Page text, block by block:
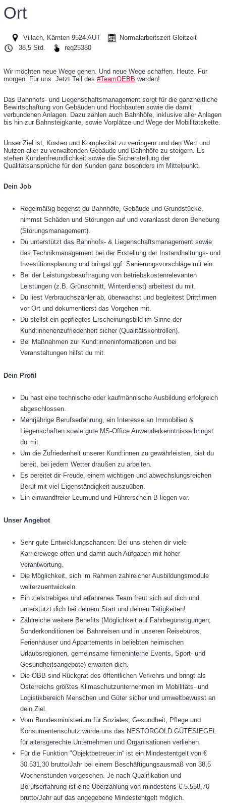
BCC GmbH
Infrastruktur AG
Produktion GmbH
iMobility GmbH
Rail Cargo Group
Technische Services GmbH
Ort
Villach, Kärnten 9524 AUT
Normalarbeitszeit Gleitzeit
38,5 Std.
req25380
Wir möchten neue Wege gehen. Und neue Wege schaffen. Heute. Für
morgen. Für uns. Jetzt Teil des#TeamOEBB werden!
Das Bahnhofs- und Liegenschaftsmanagement sorgt für die ganzheitliche
Bewirtschaftung von Gebäuden und Hochbauten sowie die damit
verbundenen Anlagen. Dazu zählen auch Bahnhöfe, inklusive aller Anlagen
bis hin zur Bahnsteigkante, sowie Vorplätze und Wege der Mobilitätskette.
Unser Ziel ist, Kosten und Komplexität zu verringern und den Wert und
Nutzen aller zu verwaltenden Gebäude und Bahnhöfe zu steigern. Es
stehen Kundenfreundlichkeit sowie die Sicherstellung der
Qualitätsansprüche für den Kunden ganz besonders im Mittelpunkt.
Dein Job
Regelmäßig begehst du Bahnhöfe, Gebäude und Grundstücke,
nimmst Schäden und Störungen auf und veranlasst deren Behebung
(Störungsmanagement).
Du unterstützt das Bahnhofs- & Liegenschaftsmanagement sowie
das Technikmanagement bei der Erstellung der Instandhaltungs- und
Investitionsplanung und bringst ggf. Sanierungsvorschläge mit ein.
Bei der Leistungsbeauftragung von betriebskostenrelevanten
Leistungen (z.B. Grünschnitt, Winterdienst) arbeitest du mit.
Du liest Verbrauchszähler ab, überwachst und begleitest Drittfirmen
vor Ort und dokumentierst das Vorgehen mit.
Du stellst ein gepflegtes Erscheinungsbild im Sinne der
Kund:innenenzufriedenheit sicher (Qualitätskontrollen).
Bei Maßnahmen zur Kund:inneninformationen und bei
Veranstaltungen hilfst du mit.
Dein Profil
Du hast eine technische oder kaufmännische Ausbildung erfolgreich
abgeschlossen.
Mehrjährige Berufserfahrung, ein Interesse an Immobilien &
Liegenschaften sowie gute MS-Office Anwenderkenntnisse bringst
du mit.
Um die Zufriedenheit unserer Kund:innen zu gewährleisten, bist du
bereit, bei jedem Wetter draußen zu arbeiten.
Es bereitet dir Freude, einem wichtigen und abwechslungsreichen
Beruf mit viel Eigenständigkeit auszuüben.
Ein einwandfreier Leumund und Führerschein B liegen vor.
Unser Angebot
Sehr gute Entwicklungschancen: Bei uns stehen dir viele
Karrierewege offen und damit auch Aufgaben mit hoher
Verantwortung.
Die Möglichkeit, sich im Rahmen zahlreicher Ausbildungsmodule
weiterzuentwickeln.
Ein zielstrebiges und erfahrenes Team freut sich auf dich und
unterstützt dich bei deinem Start und deinen Tätigkeiten!
Zahlreiche weitere Benefits (Möglichkeit auf Fahrbegünstigungen,
Sonderkonditionen bei Bahnreisen und in unseren Reisebüros,
Ferienhäuser und Appartements in beliebten heimischen
Urlaubsregionen, gemeinsame firmeninterne Events, Sport- und
Gesundheitsangebote) erwarten dich.
Die ÖBB sind Rückgrat des öffentlichen Verkehrs und bringt als
Österreichs größtes Klimaschutzunternehmen im Mobilitäts- und
Logistikbereich Menschen und Güter sicher und umweltbewusst an
dein Ziel.
Vom Bundesministerium für Soziales, Gesundheit, Pflege und
Konsumentenschutz wurde uns das NESTORGOLD GÜTESIEGEL
für altersgerechte Unternehmen und Organisationen verliehen.
Für die Funktion "Objektbetreuer:in“ ist ein Mindestentgelt von €
30.531,30 brutto/Jahr bei einem Beschäftigungsausmaß von 38,5
Wochenstunden vorgesehen. Je nach Qualifikation und
Berufserfahrung ist eine Überzahlung von mindestens € 5.558,70
brutto/Jahr auf das angegebene Mindestentgelt möglich.